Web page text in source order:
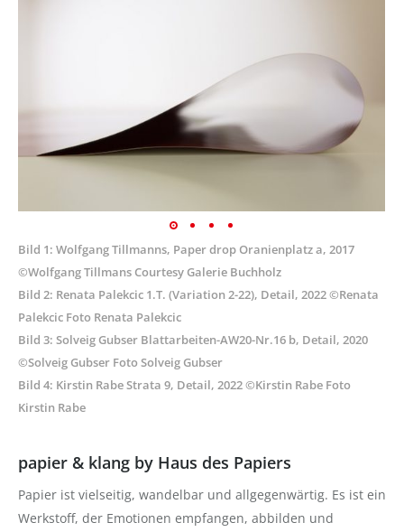
Bild 1: Wolfgang Tillmanns, Paper drop Oranienplatz a, 2017
©Wolfgang Tillmans Courtesy Galerie Buchholz
Bild 2: Renata Palekcic 1.T. (Variation 2-22), Detail, 2022 ©Renata
Palekcic Foto Renata Palekcic
Bild 3: Solveig Gubser Blattarbeiten-AW20-Nr.16 b, Detail, 2020
©Solveig Gubser Foto Solveig Gubser
Bild 4: Kirstin Rabe Strata 9, Detail, 2022 ©Kirstin Rabe Foto
Kirstin Rabe
papier & klang by Haus des Papiers
Papier ist vielseitig, wandelbar und allgegenwärtig. Es ist ein
Werkstoff, der Emotionen empfangen, abbilden und